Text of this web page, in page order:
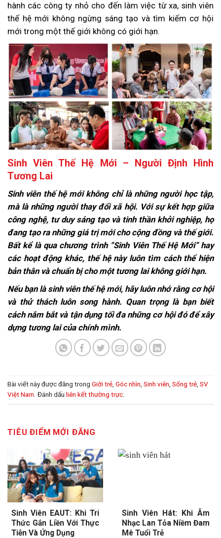
hành các công ty nhỏ cho đến làm việc từ xa, sinh viên
thế hệ mới không ngừng sáng tạo và tìm kiếm cơ hội
mới trong một thế giới không có giới hạn.
Sinh Viên Thế Hệ Mới – Người Định Hình
Tương Lai
Sinh viên thế hệ mới không chỉ là những người học tập,
mà là những người thay đổi xã hội. Với sự kết hợp giữa
công nghệ, tư duy sáng tạo và tinh thần khởi nghiệp, họ
đang tạo ra những giá trị mới cho cộng đồng và thế giới.
Bất kể là qua chương trình “Sinh Viên Thế Hệ Mới” hay
các hoạt động khác, thế hệ này luôn tìm cách thể hiện
bản thân và chuẩn bị cho một tương lai không giới hạn.
Nếu bạn là sinh viên thế hệ mới, hãy luôn nhớ rằng cơ hội
và thử thách luôn song hành. Quan trọng là bạn biết
cách nắm bắt và tận dụng tối đa những cơ hội đó để xây
dựng tương lai của chính mình.
Bài viết này được đăng trong Giới trẻ, Góc nhìn, Sinh viên, Sống trẻ, SV
Việt Nam. Đánh dấu liên kết thường trực.
TIÊU ĐIỂM MỚI ĐĂNG
Sinh Viên EAUT: Khi Tri
Thức Gắn Liền Với Thực
Tiễn Và Ứng Dụng
Sinh Viên Hát: Khi Âm
Nhạc Lan Tỏa Niềm Đam
Mê Tuổi Trẻ